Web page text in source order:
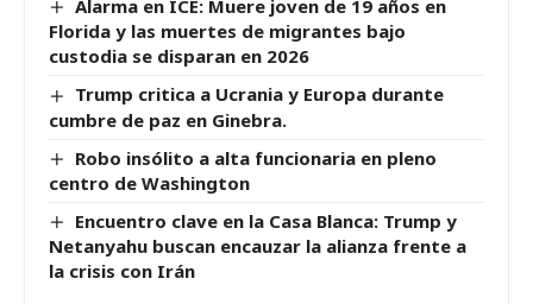
Alarma en ICE: Muere joven de 19 años en
Florida y las muertes de migrantes bajo
custodia se disparan en 2026
Trump critica a Ucrania y Europa durante
cumbre de paz en Ginebra.
Robo insólito a alta funcionaria en pleno
centro de Washington
Encuentro clave en la Casa Blanca: Trump y
Netanyahu buscan encauzar la alianza frente a
la crisis con Irán